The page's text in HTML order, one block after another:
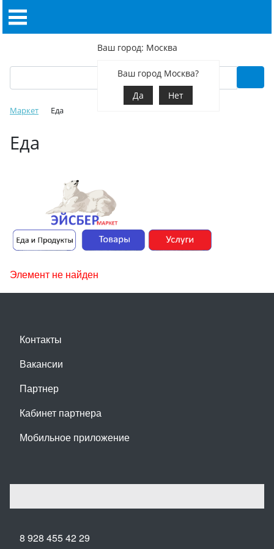
Ваш город: Москва
Ваш город Москва?
Да
Нет
Маркет Еда
Еда
Элемент не найден
Контакты
Вакансии
Партнер
Кабинет партнера
Мобильное приложение
8 928 455 42 29